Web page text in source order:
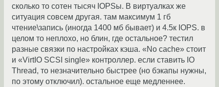
сколько то сотен тысяч IOPSы. В виртуалках же
ситуация совсем другая. там максимум 1 гб
чтение\запись (иногда 1400 мб бывает) и 4.5к IOPS. в
целом то неплохо, но блин, где остальное? тестил
разные связки по настройках кэша. «No cache» стоит
и «VirtIO SCSI single» контроллер. если ставить IO
Thread, то незначительно быстрее (но бэкапы нужны,
по этому отключил). остальное еще медленнее.